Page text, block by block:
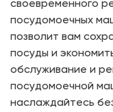
своевременного
посудомоечных
позволит вам
посуды и
обслуживание и
посудомоечной
наслаждайтесь